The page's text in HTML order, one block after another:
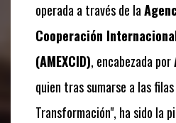
operada a través de la
Cooperación
(AMEXCID), encabezada por
quien tras sumarse a las
Transformación", ha sido la